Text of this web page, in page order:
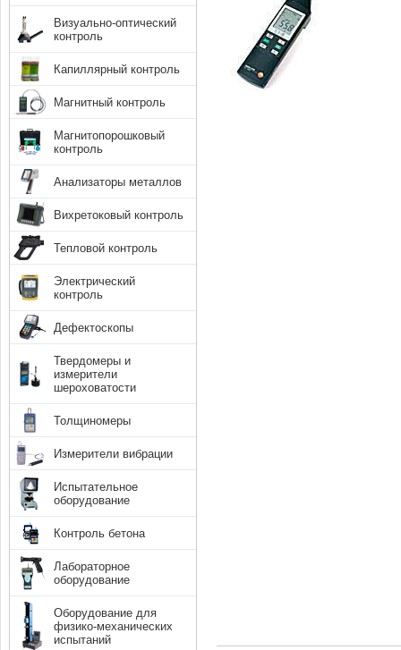
Визуально-оптический
контроль
Капиллярный контроль
Магнитный контроль
Магнитопорошковый
контроль
Анализаторы металлов
Вихретоковый контроль
Тепловой контроль
Электрический
контроль
Дефектоскопы
Твердомеры и
измерители
шероховатости
Толщиномеры
Измерители вибрации
Испытательное
оборудование
Контроль бетона
Лабораторное
оборудование
Оборудование для
физико-механических
испытаний